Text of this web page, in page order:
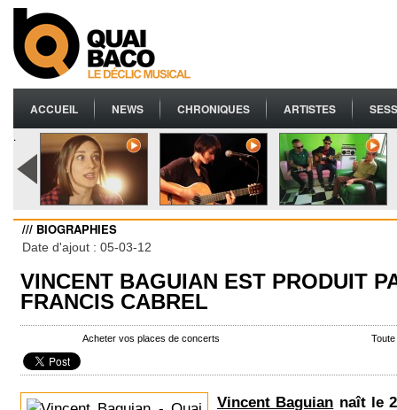
ACCUEIL NEWS CHRONIQUES ARTISTES
.
/// BIOGRAPHIES
Date d'ajout : 05-03-12
VINCENT BAGUIAN EST PRODUIT
FRANCIS CABREL
Acheter vos places de concerts
Vincent Baguian naît le